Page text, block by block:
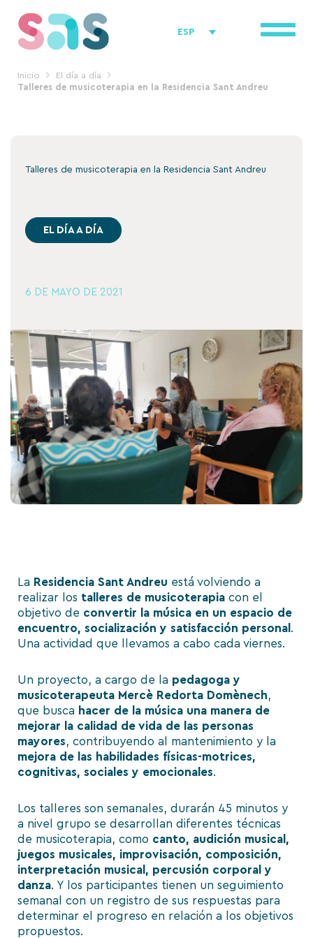
contenido
ESP
Inicio
El día a día
Talleres de musicoterapia en la Residencia Sant Andreu
Talleres de musicoterapia en la Residencia Sant Andreu
EL DÍA A DÍA
6 DE MAYO DE 2021
La Residencia Sant Andreu está volviendo a
realizar los talleres de musicoterapia con el
objetivo de convertir la música en un espacio de
encuentro, socialización y satisfacción personal .
Una actividad que llevamos a cabo cada viernes.
Un proyecto, a cargo de la pedagoga y
musicoterapeuta Mercè Redorta Domènech,
que busca hacer de la música una manera de
mejorar la calidad de vida de las personas
mayores, contribuyendo al mantenimiento y la
mejora de las habilidades físicas-motrices,
cognitivas, sociales y emocionales.
Los talleres son semanales, durarán 45 minutos y
a nivel grupo se desarrollan diferentes técnicas
de musicoterapia, como canto, audición musical,
juegos musicales, improvisación, composición,
interpretación musical, percusión corporal y
danza. Y los participantes tienen un seguimiento
semanal con un registro de sus respuestas para
determinar el progreso en relación a los objetivos
propuestos.